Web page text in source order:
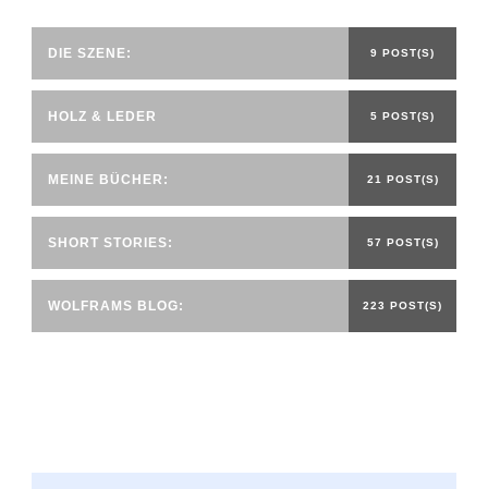
DIE SZENE: 9 POST(S)
HOLZ & LEDER 5 POST(S)
MEINE BÜCHER: 21 POST(S)
SHORT STORIES: 57 POST(S)
WOLFRAMS BLOG: 223 POST(S)